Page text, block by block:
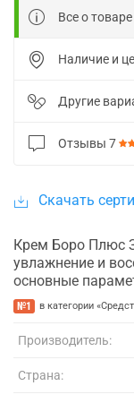
Все о товаре
Наличие и
Другие
Отзывы 7
Скачать
Крем Боро Плюс
увлажнение и
основные
№1 в категории
Производитель:
Страна: